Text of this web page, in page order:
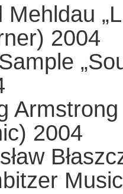
Mehldau
2004
2004